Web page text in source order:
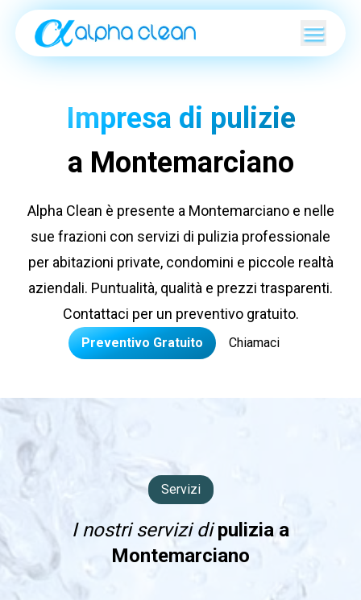
Impresa di pulizie
a Montemarciano
Alpha Clean è presente a Montemarciano e nelle
sue frazioni con servizi di pulizia professionale
per abitazioni private, condomini e piccole realtà
aziendali. Puntualità, qualità e prezzi trasparenti.
Contattaci per un preventivo gratuito.
Preventivo Gratuito Chiamaci
Servizi
I nostri servizi dipulizia a
Montemarciano